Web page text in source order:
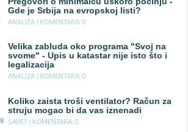
Gde je Srbija na evropskoj listi?
ANALIZA | KOMENTARA: 0
Velika zabluda oko programa "Svoj na
svome" - Upis u katastar nije isto što i
legalizacija
ANALIZA | KOMENTARA: 0
Koliko zaista troši ventilator? Račun za
struju mogao bi da vas iznenadi
SAVET | KOMENTARA: 0